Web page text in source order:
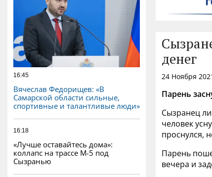
16:45
Вячеслав Федорищев: «В
Самарской области сильные,
спортивные и талантливые люди»
16:18
«Лучше оставайтесь дома»:
коллапс на трассе М-5 под
Сызранью
денег
24 Ноября
Парень
Сызранец
человек
проснулся,
Парень
вечера и